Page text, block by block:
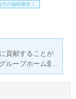
力の福利厚生！
貢献することが
ループホーム愛
では、月給
給される魅力的
護福祉士の方を